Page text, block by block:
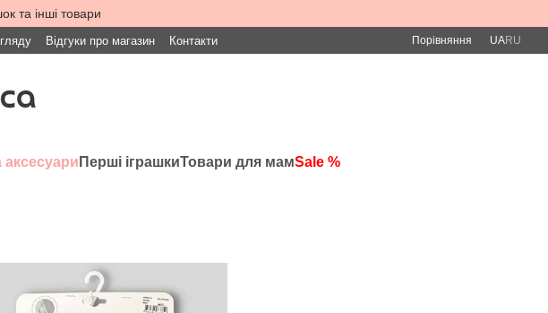
та інші товари
Відгуки про магазин Контакти Порівняння UARU
аксесуари Перші іграшкиТовари для мамSale %